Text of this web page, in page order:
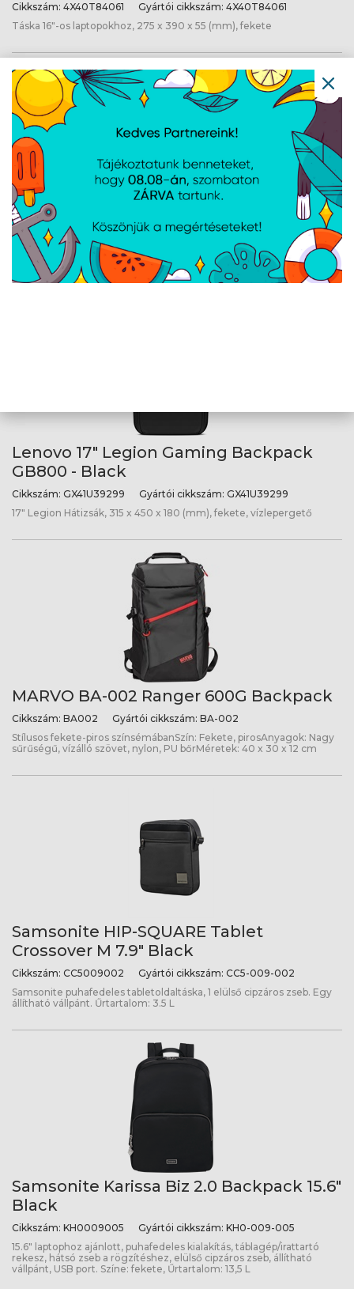
Cikkszám: 4X40T84061 Gyártói cikkszám: 4X40T84061
Táska 16"-os laptopokhoz, 275 x 390 x 55 (mm), fekete
Lenovo 17" Business Casual BackPack -
Grey
Cikkszám: 4X40X54260 Gyártói cikkszám:4X40X54260
Hátizsák 17"-os laptopokhoz, 335 x 500 x 185 (mm), szürke
Lenovo 17" Legion Gaming Backpack
GB800 - Black
Cikkszám: GX41U39299 Gyártói cikkszám: GX41U39299
17" Legion Hátizsák, 315 x 450 x 180 (mm), fekete, vízlepergető
MARVO BA-002 Ranger 600G Backpack
Cikkszám: BA002 Gyártói cikkszám: BA-002
Stílusos fekete-piros színsémábanSzín: Fekete, pirosAnyagok: Nagy
sűrűségű, vízálló szövet, nylon, PU bőrMéretek: 40 x 30 x 12 cm
Samsonite HIP-SQUARE Tablet
Crossover M 7.9" Black
Cikkszám: CC5009002 Gyártói cikkszám: CC5-009-002
Samsonite puhafedeles tabletoldaltáska, 1 elülső cipzáros zseb. Egy
állítható vállpánt. Űrtartalom: 3.5 L
Samsonite Karissa Biz 2.0 Backpack 15.6"
Black
Cikkszám: KH0009005 Gyártói cikkszám: KH0-009-005
15.6" laptophoz ajánlott, puhafedeles kialakítás, táblagép/irattartó
rekesz, hátsó zseb a rögzítéshez, elülső cipzáros zseb, állítható
vállpánt, USB port. Színe: fekete, Űrtartalom: 13,5 L